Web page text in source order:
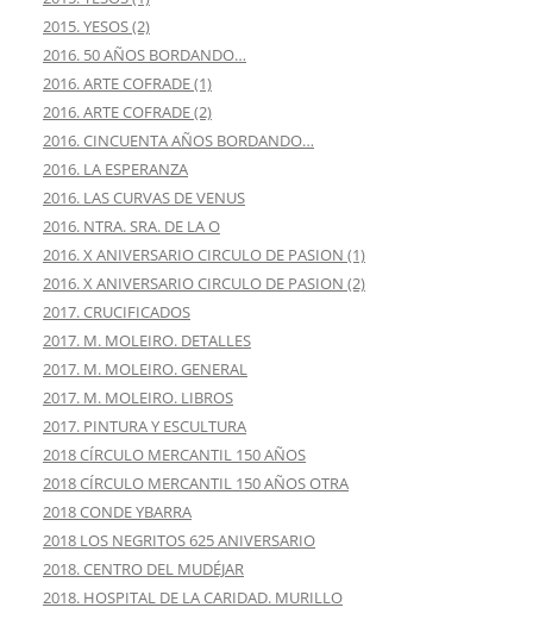
2015. YESOS (2)
2016. 50 AÑOS BORDANDO…
2016. ARTE COFRADE (1)
2016. ARTE COFRADE (2)
2016. CINCUENTA AÑOS BORDANDO…
2016. LA ESPERANZA
2016. LAS CURVAS DE VENUS
2016. NTRA. SRA. DE LA O
2016. X ANIVERSARIO CIRCULO DE PASION (1)
2016. X ANIVERSARIO CIRCULO DE PASION (2)
2017. CRUCIFICADOS
2017. M. MOLEIRO. DETALLES
2017. M. MOLEIRO. GENERAL
2017. M. MOLEIRO. LIBROS
2017. PINTURA Y ESCULTURA
2018 CÍRCULO MERCANTIL 150 AÑOS
2018 CÍRCULO MERCANTIL 150 AÑOS OTRA
2018 CONDE YBARRA
2018 LOS NEGRITOS 625 ANIVERSARIO
2018. CENTRO DEL MUDÉJAR
2018. HOSPITAL DE LA CARIDAD. MURILLO